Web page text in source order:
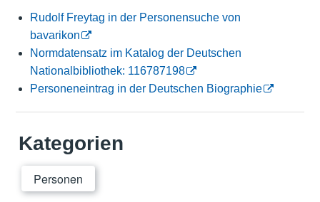
Rudolf Freytag in der Personensuche von
bavarikon
Normdatensatz im Katalog der Deutschen
Nationalbibliothek: 116787198
Personeneintrag in der Deutschen Biographie
Kategorien
Personen